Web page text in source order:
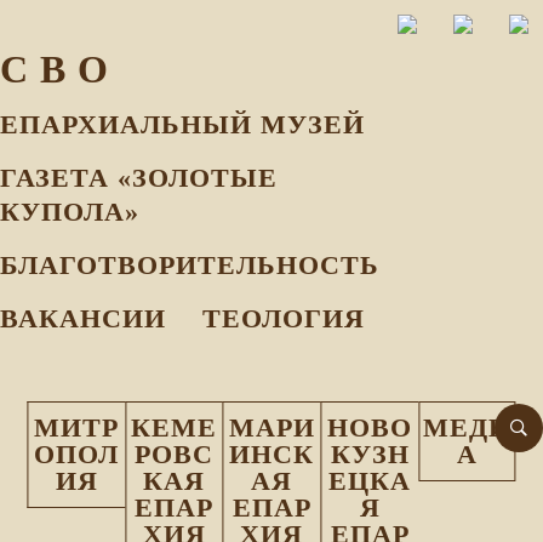
С В О
ЕПАРХИАЛЬНЫЙ МУЗEЙ
ГАЗЕТА «ЗОЛОТЫЕ
КУПОЛА»
БЛАГОТВОРИТЕЛЬНОСТЬ
ВАКАНСИИ
ТЕОЛОГИЯ
МИТР
ОПОЛ
ИЯ
КЕМЕ
РОВС
КАЯ
ЕПАР
ХИЯ
МАРИ
ИНСК
АЯ
ЕПАР
ХИЯ
НОВО
КУЗН
ЕЦКА
Я
ЕПАР
МЕДИ
А